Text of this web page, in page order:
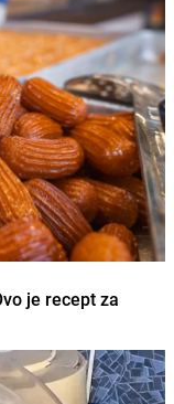
je recept za